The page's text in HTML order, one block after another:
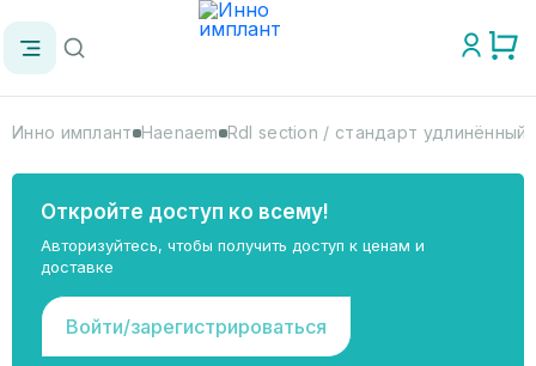
Инно имплант Haenaem Rdl section / стандарт удлинённый
Откройте доступ ко всему!
Авторизуйтесь, чтобы получить доступ к ценам и
доставке
Войти/зарегистрироваться